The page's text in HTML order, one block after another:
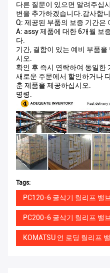
다른 질문이 있으면 알려주십
변을 추가하겠습니다.감사합
Q: 제공된 부품의 보증 기간은
A: assy 제품에 대한 6개월 보
다.
기간, 결함이 있는 예비 부품
시오.
확인 후 즉시 연락하여 동일한
새로운 주문에서 할인하거나
춘 제품을 제공하십시오.
명령.
Tags:
PC120-6 굴삭기 릴리프 밸브
PC200-6 굴삭기 릴리프 밸브
KOMATSU 언 로딩 릴리프